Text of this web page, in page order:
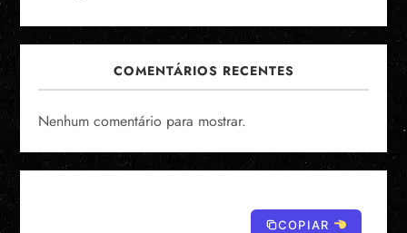
COMENTÁRIOS RECENTES
Nenhum comentário para mostrar.
COPIAR